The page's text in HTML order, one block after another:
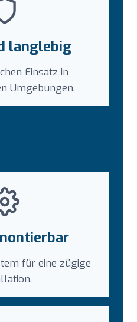
langlebig
Einsatz in
Umgebungen.
für eine zügige